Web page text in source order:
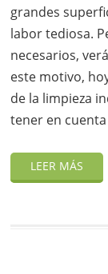
grandes
labor tediosa.
necesarios,
este motivo,
de la limpieza
tener en cuenta